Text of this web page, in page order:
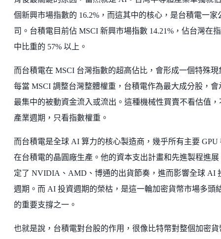
個新興市場指數的 16.2%，而這其中的核心，是台積電一家
司。台積電目前佔 MSCI 新興市場指數 14.21%，佔台灣在
中比重的 57% 以上。
而台積電在 MSCI 台灣指數的超高佔比，會形成一個特殊現
每當 MSCI 調整台灣整體權重，台積電作為最大成分股，會
最集中的被動資金流入或流出。這種機械性買賣不看估值，
產業週期，只看指數權重。
而台積電是全球 AI 算力的核心製造商，幾乎所有主要 GPU
在台積電的晶圓廠生產。他的資本支出計畫和先進製程進展
定了 NVIDIA、AMD、博通的出貨節奏，進而影響全球 AI
週期。而 AI 投資週期的榮枯，是這一輪加密貨幣市場多頭
的重要支撐之一。
也就是說，台積電對台股的作用，很像比特幣對整個加密貨